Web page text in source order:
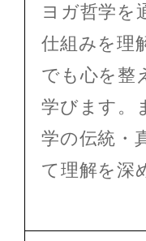
ヨガ哲学を
仕組みを理
でも心を整
学びます。
学の伝統・
て理解を深